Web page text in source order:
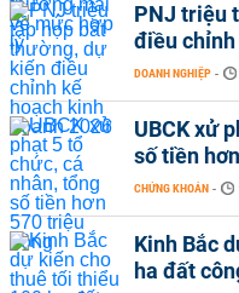
PNJ triệu
điều
DOANH NGHIỆP -
UBCK xử
số tiền
CHỨNG KHOÁN -
Kinh Bắc
ha đất